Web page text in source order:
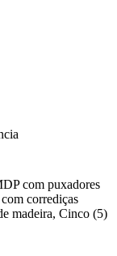
com puxadores
corrediças
madeira, Cinco (5)